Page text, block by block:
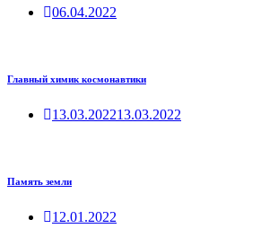
06.04.2022
Главный химик космонавтики
13.03.202213.03.2022
Память земли
12.01.2022